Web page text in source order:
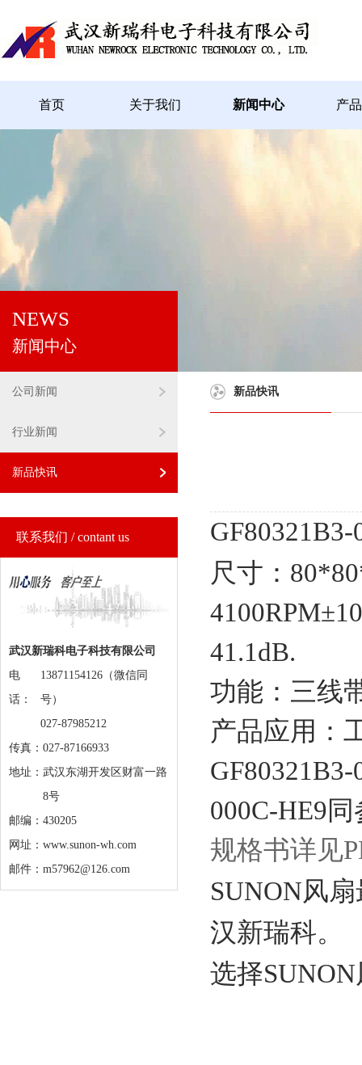
首页 关于我们 新闻中心 产
NEWS
新闻中心
公司新闻
行业新闻
新品快讯
联系我们 / contant us
武汉新瑞科电子科技有限公司
电
话：
13871154126（微信同
号）
027-87985212
传真：027-87166933
地址： 武汉东湖开发区财富一路
8号
邮编：430205
网址：www.sunon-wh.com
邮件：m57962@126.com
新品快讯
尺寸：
41.1dB.
功能：三线
产品应用：
GF80321B3-
000C-HE9
规格书详见
SUNON风
汉新瑞科。
选择